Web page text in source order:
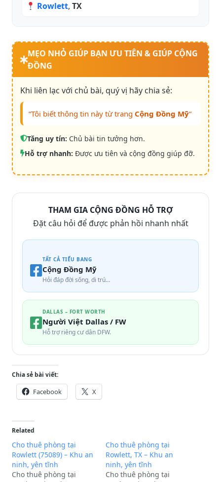
Rowlett,TX
MẸO NHỎ GIÚP BẠN ƯU TIÊN & GIÚP CỘNG
ĐỒNG
Khi liên lạc với chủ bài, quý vị hãy chia sẻ:
“Tôi biết thông tin này từ trang Cộng Đồng Mỹ“
Tăng uy tín: Chủ bài tin tưởng hơn.
Hỗ trợ nhanh: Được ưu tiên và cộng đồng giúp đỡ.
THAM GIA CỘNG ĐỒNG HỖ TRỢ
Đặt câu hỏi để được phản hồi nhanh nhất
TẤT CẢ TIỂU BANG
Cộng Đồng Mỹ
Hỏi đáp đời sống, di trú…
DALLAS – FORT WORTH
Người Việt Dallas / FW
Hỗ trợ riêng cư dân DFW.
Chia sẻ bài viết:
Facebook X
Related
Cho thuê phòng tại
Rowlett (75089) – Khu an
ninh, yên tĩnh
Cho thuê phòng tại
Cho thuê phòng tại
Rowlett, TX – Khu an
ninh, yên tĩnh
Cho thuê phòng tại